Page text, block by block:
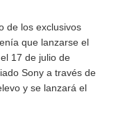
de los exclusivos
que lanzarse el
17 de julio de
Sony a través de
y se lanzará el